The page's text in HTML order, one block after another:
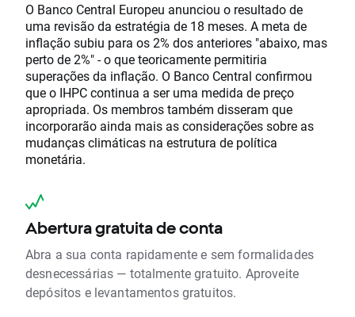
O Banco Central Europeu anunciou o resultado de
uma revisão da estratégia de 18 meses. A meta de
inflação subiu para os 2% dos anteriores "abaixo, mas
perto de 2%" - o que teoricamente permitiria
superações da inflação. O Banco Central confirmou
que o IHPC continua a ser uma medida de preço
apropriada. Os membros também disseram que
incorporarão ainda mais as considerações sobre as
mudanças climáticas na estrutura de política
monetária.
Abertura gratuita de conta
Abra a sua conta rapidamente e sem formalidades
desnecessárias — totalmente gratuito. Aproveite
depósitos e levantamentos gratuitos.